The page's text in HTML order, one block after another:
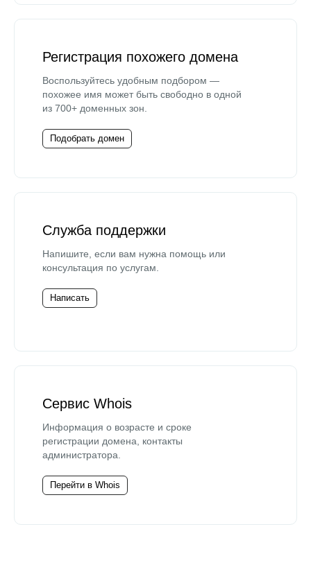
Регистрация похожего домена
Воспользуйтесь удобным подбором —
похожее имя может быть свободно в одной
из 700+ доменных зон.
Подобрать домен
Служба поддержки
Напишите, если вам нужна помощь или
консультация по услугам.
Написать
Сервис Whois
Информация о возрасте и сроке
регистрации домена, контакты
администратора.
Перейти в Whois